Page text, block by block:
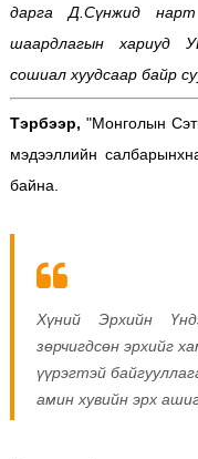
дарга Д.Сүнжид нарт
шаардлагын хариуд
сошиал хуудсаар байр
Тэрбээр, "Монголын
мэдээллийн
байна.
Хүний Эрхийн
зөрчигдсөн эрхийг
үүрэгтэй
амин хувийн эрх